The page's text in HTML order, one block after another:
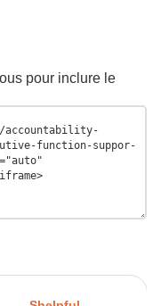
pour inclure le